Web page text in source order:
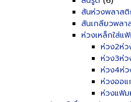
สันห่วงพลาส
สันเกลียวพลา
ห่วงเหล็กใส่แ
ห่วง2ห่ว
ห่วง3ห่ว
ห่วง4ห่
ห่วงออแ
ห่วงแฟ้